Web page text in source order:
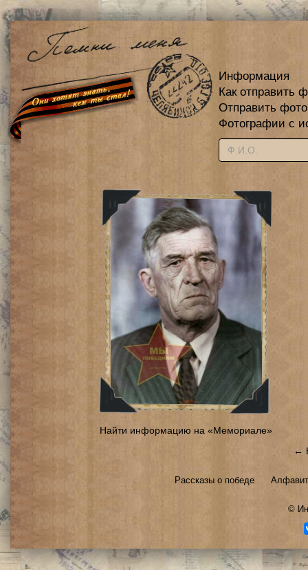
Информация
Как отправить
Отправить
Фотографии с
Найти информацию на «Мемориале»
←
Рассказы о победе
©